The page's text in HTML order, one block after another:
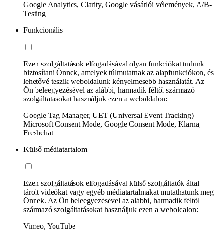
Google Analytics, Clarity, Google vásárlói vélemények, A/B-
Testing
Funkcionális
Ezen szolgáltatások elfogadásával olyan funkciókat tudunk
biztosítani Önnek, amelyek túlmutatnak az alapfunkciókon, és
lehetővé teszik weboldalunk kényelmesebb használatát. Az
Ön beleegyezésével az alábbi, harmadik féltől származó
szolgáltatásokat használjuk ezen a weboldalon:
Google Tag Manager, UET (Universal Event Tracking)
Microsoft Consent Mode, Google Consent Mode, Klarna,
Freshchat
Külső médiatartalom
Ezen szolgáltatások elfogadásával külső szolgáltatók által
tárolt videókat vagy egyéb médiatartalmakat mutathatunk meg
Önnek. Az Ön beleegyezésével az alábbi, harmadik féltől
származó szolgáltatásokat használjuk ezen a weboldalon:
Vimeo, YouTube